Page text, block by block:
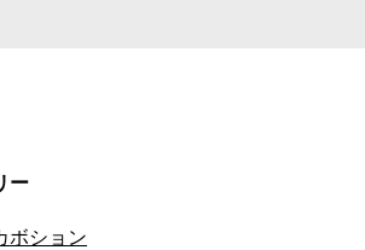
ー
ボション